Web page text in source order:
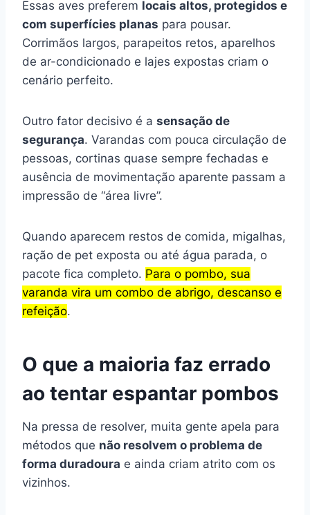
Essas aves preferem locais altos, protegidos e
com superfícies planas para pousar.
Corrimãos largos, parapeitos retos, aparelhos
de ar-condicionado e lajes expostas criam o
cenário perfeito.
Outro fator decisivo é a sensação de
segurança. Varandas com pouca circulação de
pessoas, cortinas quase sempre fechadas e
ausência de movimentação aparente passam a
impressão de “área livre”.
Quando aparecem restos de comida, migalhas,
ração de pet exposta ou até água parada, o
pacote fica completo. Para o pombo, sua
varanda vira um combo de abrigo, descanso e
refeição.
O que a maioria faz errado
ao tentar espantar pombos
Na pressa de resolver, muita gente apela para
métodos que não resolvem o problema de
forma duradoura e ainda criam atrito com os
vizinhos.